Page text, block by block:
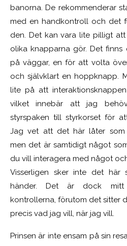
banorna. De rekommenderar
med en handkontroll och det
den. Det kan vara lite pilligt
olika knapparna gör. Det
på väggar, en för att volta
och självklart en hoppknapp.
lite på att
vilket innebär att jag
styrspaken till styrkorset för
Jag vet att det här låter som
men det är samtidigt något
du vill interagera med något
Visserligen sker inte det här
händer. Det är dock mitt
kontrollerna, förutom det sitter
precis vad jag vill, när jag vill.
Prinsen är inte ensam på sin